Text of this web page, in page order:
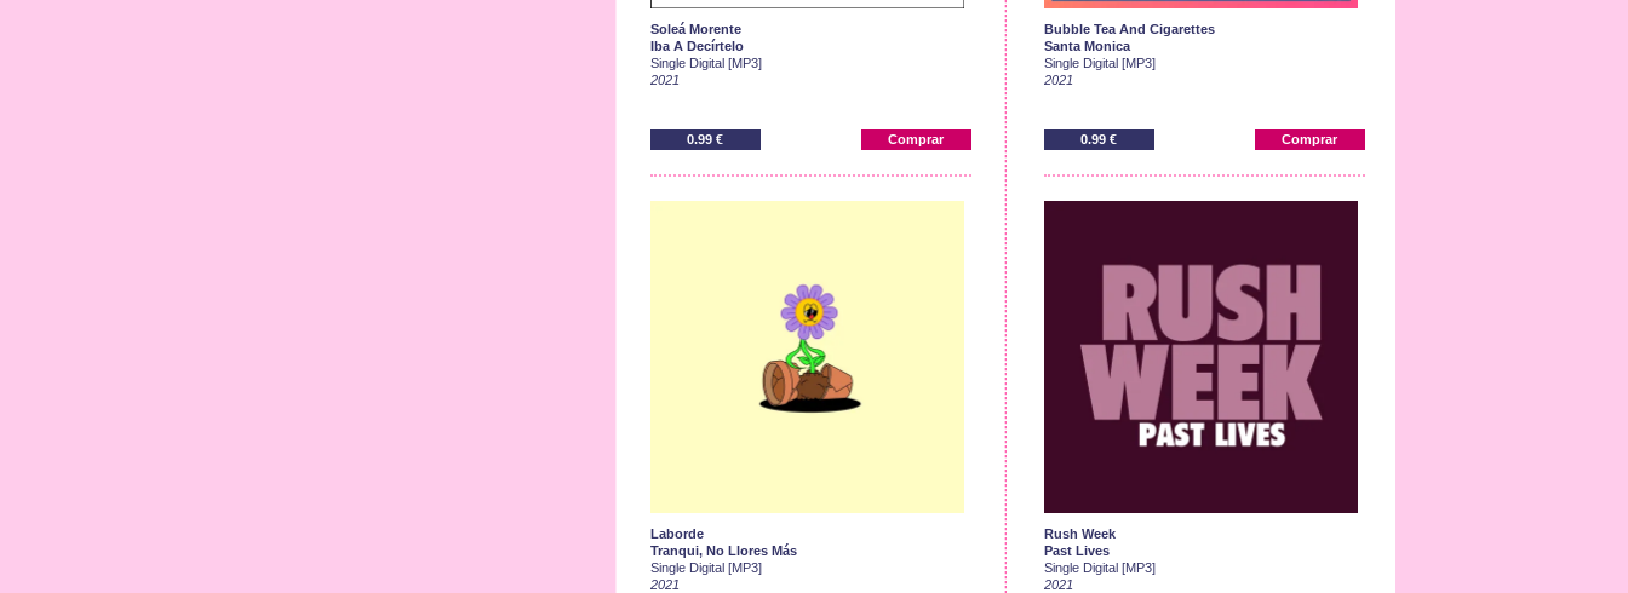
Soleá Morente
Iba A Decírtelo
Single Digital [MP3]
2021
Comprar
0.99 €
Bubble Tea And Cigarettes
Santa Monica
Single Digital [MP3]
2021
Comprar
0.99 €
Laborde
Tranqui, No Llores Más
Single Digital [MP3]
2021
Rush Week
Past Lives
Single Digital [MP3]
2021